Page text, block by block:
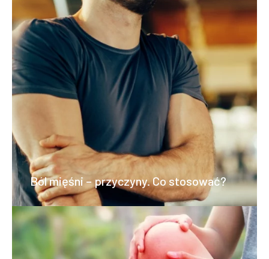
Ból mięśni – przyczyny. Co stosować?